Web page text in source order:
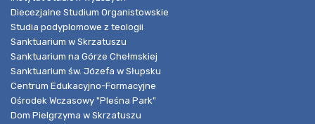
Diecezjalne Studium Organistowskie
Studia podyplomowe z teologii
Sanktuarium w Skrzatuszu
Sanktuarium na Górze Chełmskiej
Sanktuarium św. Józefa w Słupsku
Centrum Edukacyjno-Formacyjne
Ośrodek Wczasowy "Pleśna Park"
Dom Pielgrzyma w Skrzatuszu